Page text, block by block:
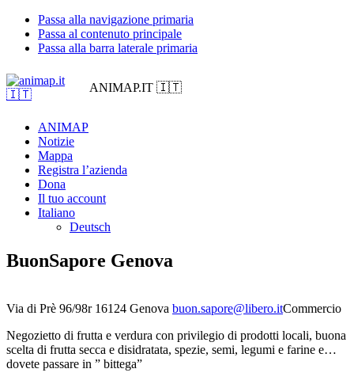
Passa alla navigazione primaria
Passa al contenuto principale
Passa alla barra laterale primaria
ANIMAP.IT 🇮🇹
ANIMAP
Notizie
Mappa
Registra l’azienda
Dona
Il tuo account
Italiano
Deutsch
BuonSapore Genova
Via di Prè 96/98r 16124 Genova buon.sapore@libero.itCommercio
Negozietto di frutta e verdura con privilegio di prodotti locali, buona
scelta di frutta secca e disidratata, spezie, semi, legumi e farine e…
dovete passare in ” bittega”